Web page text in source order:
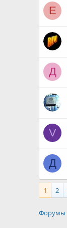
E
Д
V
Д
1 2
Форумы